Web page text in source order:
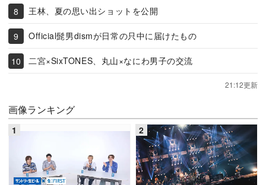
王林、夏の思い出ショットを公開
Official髭男dismが日常の只中に届けたもの
二宮×SixTONES、丸山×なにわ男子の交流
21:12更新
画像ランキング